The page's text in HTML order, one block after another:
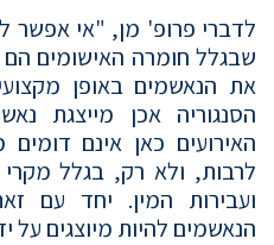
לדברי פרופ' מן, "אי אפשר
שבגלל חומרה האישומים הם
את הנאשמים באופן
הסנגוריה אכן מייצגת
האירועים כאן אינם
לרבות, ולא רק, בגלל
ועבירות המין. יחד עם
הנאשמים להיות מיוצגים על